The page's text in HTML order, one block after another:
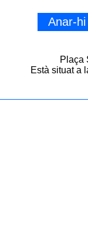
Anar-hi
Plaça
Està situat a